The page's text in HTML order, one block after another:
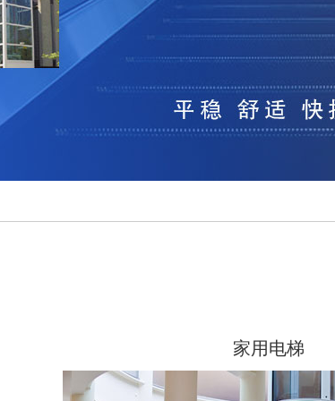
家用电梯